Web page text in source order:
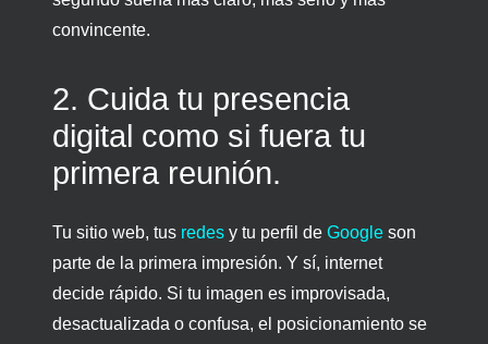
convincente.
2. Cuida tu presencia
digital como si fuera tu
primera reunión.
Tu sitio web, tus redes y tu perfil de Google son
parte de la primera impresión. Y sí, internet
decide rápido. Si tu imagen es improvisada,
desactualizada o confusa, el posicionamiento se